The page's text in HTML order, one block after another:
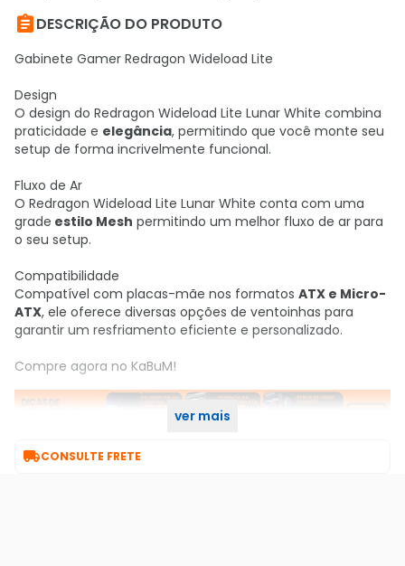
DESCRIÇÃO DO PRODUTO
Gabinete Gamer Redragon Wideload Lite
Design
O design do Redragon Wideload Lite Lunar White combina
praticidade e elegância, permitindo que você monte seu
setup de forma incrivelmente funcional.
Fluxo de Ar
O Redragon Wideload Lite Lunar White conta com uma
grade estilo Mesh permitindo um melhor fluxo de ar para
o seu setup.
Compatibilidade
Compatível com placas-mãe nos formatos ATX e Micro-
ATX, ele oferece diversas opções de ventoinhas para
garantir um resfriamento eficiente e personalizado.
Compre agora no KaBuM!
ver mais
CONSULTE FRETE